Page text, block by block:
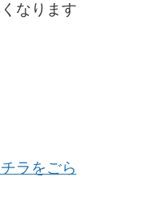
なります
ラをごら